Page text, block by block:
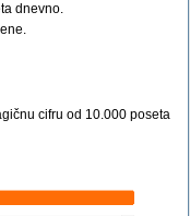
dnevno.
cifru od 10.000 poseta